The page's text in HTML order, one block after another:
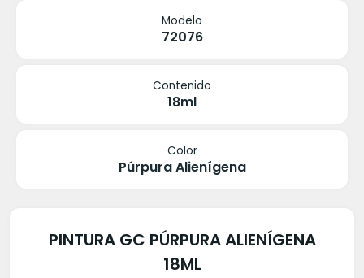
Modelo
72076
Contenido
18ml
Color
Púrpura Alienígena
PINTURA GC PÚRPURA ALIENÍGENA
18ML